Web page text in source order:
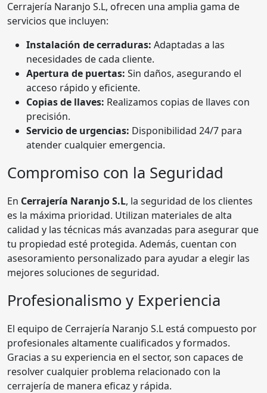
Cerrajería Naranjo S.L, ofrecen una amplia gama de
servicios que incluyen:
Instalación de cerraduras: Adaptadas a las
necesidades de cada cliente.
Apertura de puertas: Sin daños, asegurando el
acceso rápido y eficiente.
Copias de llaves: Realizamos copias de llaves con
precisión.
Servicio de urgencias: Disponibilidad 24/7 para
atender cualquier emergencia.
Compromiso con la Seguridad
En Cerrajería Naranjo S.L, la seguridad de los clientes
es la máxima prioridad. Utilizan materiales de alta
calidad y las técnicas más avanzadas para asegurar que
tu propiedad esté protegida. Además, cuentan con
asesoramiento personalizado para ayudar a elegir las
mejores soluciones de seguridad.
Profesionalismo y Experiencia
El equipo de Cerrajería Naranjo S.L está compuesto por
profesionales altamente cualificados y formados.
Gracias a su experiencia en el sector, son capaces de
resolver cualquier problema relacionado con la
cerrajería de manera eficaz y rápida.